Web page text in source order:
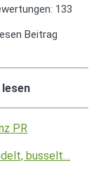
133
Beitrag
busselt…